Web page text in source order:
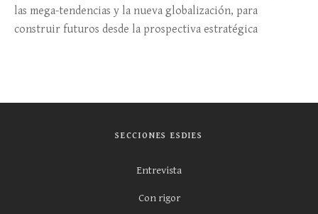
las mega-tendencias y la nueva globalización, para
construir futuros desde la prospectiva estratégica
SECCIONES ESDIES
Entrevista
Con rigor